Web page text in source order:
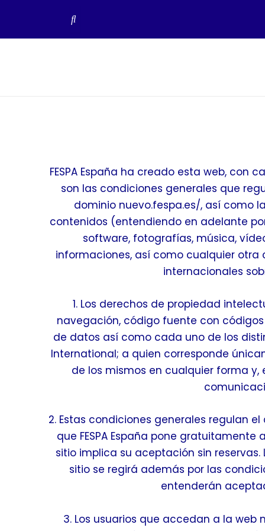
FESPA España ha creado esta web, con
son las condiciones generales que
dominio nuevo.fespa.es/, así como
contenidos (entendiendo en adelante
software, fotografías, música,
informaciones, así como cualquier otra
internacionales
1. Los derechos de propiedad
navegación, código fuente con códigos
de datos así como cada uno de los
International; a quien corresponde
de los mismos en cualquier forma y,
2. Estas condiciones generales regulan
que FESPA España pone gratuitamente
sitio implica su aceptación sin
sitio se regirá además por las
entenderán
3. Los usuarios que accedan a la web